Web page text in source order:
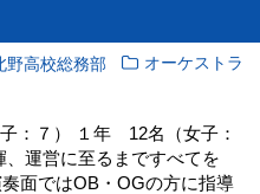
野高校総務部
オーケストラ
：７） １年 12名（女子：
運営に至るまですべてを
面ではOB・OGの方に指導